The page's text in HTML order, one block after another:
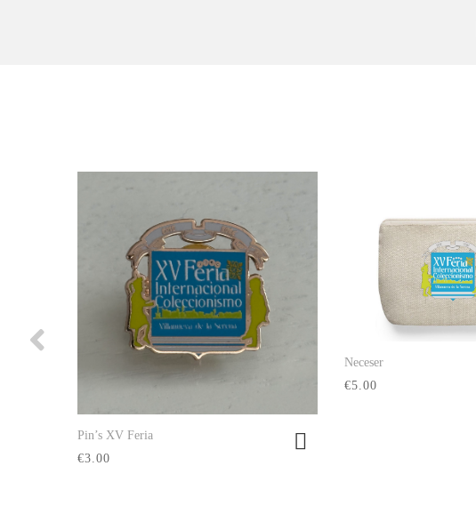
Pin’s XV Feria
€3.00
Neceser
€5.00